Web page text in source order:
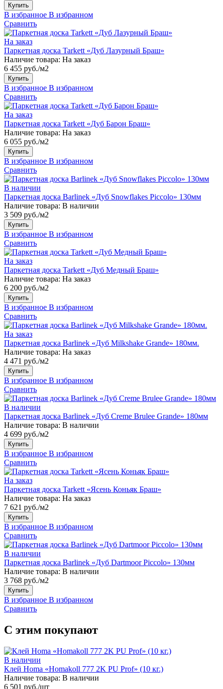
Купить
В избранное В избранном
Сравнить
На заказ
Паркетная доска Tarkett «Дуб Лазурный Браш»
Наличие товара: На заказ
6 455 руб./м2
Купить
В избранное В избранном
Сравнить
На заказ
Паркетная доска Tarkett «Дуб Барон Браш»
Наличие товара: На заказ
6 055 руб./м2
Купить
В избранное В избранном
Сравнить
В наличии
Паркетная доска Barlinek «Дуб Snowflakes Piccolo» 130мм
Наличие товара: В наличии
3 509 руб./м2
Купить
В избранное В избранном
Сравнить
На заказ
Паркетная доска Tarkett «Дуб Медный Браш»
Наличие товара: На заказ
6 200 руб./м2
Купить
В избранное В избранном
Сравнить
На заказ
Паркетная доска Barlinek «Дуб Milkshake Grande» 180мм.
Наличие товара: На заказ
4 471 руб./м2
Купить
В избранное В избранном
Сравнить
В наличии
Паркетная доска Barlinek «Дуб Creme Brulee Grande» 180мм
Наличие товара: В наличии
4 699 руб./м2
Купить
В избранное В избранном
Сравнить
На заказ
Паркетная доска Tarkett «Ясень Коньяк Браш»
Наличие товара: На заказ
7 621 руб./м2
Купить
В избранное В избранном
Сравнить
В наличии
Паркетная доска Barlinek «Дуб Dartmoor Piccolo» 130мм
Наличие товара: В наличии
3 768 руб./м2
Купить
В избранное В избранном
Сравнить
С этим покупают
В наличии
Клей Homa «Homakoll 777 2K PU Prof» (10 кг.)
Наличие товара: В наличии
6 501 руб./шт